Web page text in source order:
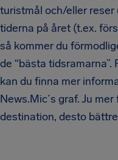
turistmål och/eller reser
tiderna på året (t.ex.
så kommer du
de “bästa
kan du finna mer
News.Mic´s graf. Ju
destination, desto